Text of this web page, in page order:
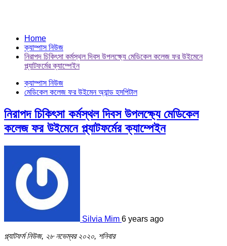
Home
ক্যাম্পাস নিউজ
নিরাপদ চিকিৎসা কর্মস্থল দিবস উপলক্ষ্যে মেডিকেল কলেজ ফর উইমেনে
প্ল্যাটফর্মের ক্যাম্পেইন
ক্যাম্পাস নিউজ
মেডিকেল কলেজ ফর উইমেন অ্যান্ড হসপিটাল
নিরাপদ চিকিৎসা কর্মস্থল দিবস উপলক্ষ্যে মেডিকেল
কলেজ ফর উইমেনে প্ল্যাটফর্মের ক্যাম্পেইন
Silvia Mim 6 years ago
প্ল্যাটফর্ম নিউজ, ২৮ নভেম্বর ২০২০, শনিবার